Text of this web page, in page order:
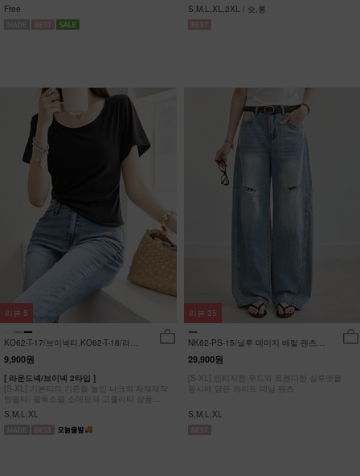
Free
S,M,L,XL,2XL / 숏,롱
KO62-T-17/브이넥티,KO62-T-18/라운
드티_YN
9,900원
[ 라운드넥/브이넥 2타입 ]
[S-XL] 기본티의 기준을 높인 나크의 자체제작
반팔티. 팔뚝소멸 소매핏의 고퀄리티 상품
#NAK MADE.
S,M,L,XL
리뷰 5
NK62-PS-15/닐루 데미지 배럴 팬츠
_HR
29,900원
[S-XL] 빈티지한 무드와 트렌디한 실루엣을
동시에 담은 와이드 데님 팬츠
S,M,L,XL
리뷰 35